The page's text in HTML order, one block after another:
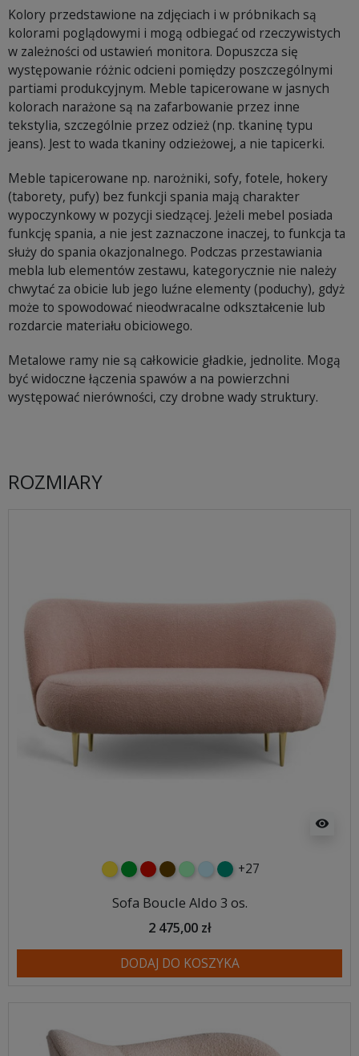
Kolory przedstawione na zdjęciach i w próbnikach są
kolorami poglądowymi i mogą odbiegać od rzeczywistych
w zależności od ustawień monitora. Dopuszcza się
występowanie różnic odcieni pomiędzy poszczególnymi
partiami produkcyjnym. Meble tapicerowane w jasnych
kolorach narażone są na zafarbowanie przez inne
tekstylia, szczególnie przez odzież (np. tkaninę typu
jeans). Jest to wada tkaniny odzieżowej, a nie tapicerki.
Meble tapicerowane np. narożniki, sofy, fotele, hokery
(taborety, pufy) bez funkcji spania mają charakter
wypoczynkowy w pozycji siedzącej. Jeżeli mebel posiada
funkcję spania, a nie jest zaznaczone inaczej, to funkcja ta
służy do spania okazjonalnego. Podczas przestawiania
mebla lub elementów zestawu, kategorycznie nie należy
chwytać za obicie lub jego luźne elementy (poduchy), gdyż
może to spowodować nieodwracalne odkształcenie lub
rozdarcie materiału obiciowego.
Metalowe ramy nie są całkowicie gładkie, jednolite. Mogą
być widoczne łączenia spawów a na powierzchni
występować nierówności, czy drobne wady struktury.
ROZMIARY
visibility
żółtyzielonyczerwony
czekoladowy
miętowybłękitny
turkusowy
+27
Sofa Boucle Aldo 3 os.
2 475,00 zł
DODAJ DO KOSZYKA